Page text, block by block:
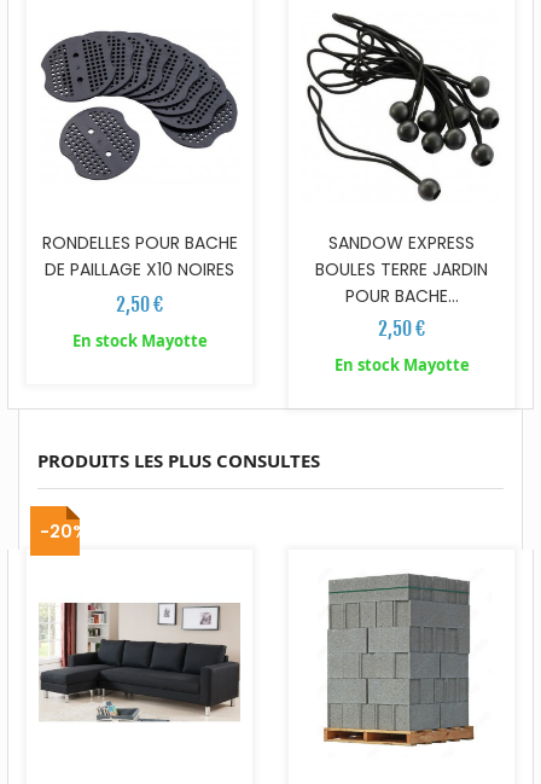
RONDELLES POUR BACHE
DE PAILLAGE X10 NOIRES
2,50 €
En stock Mayotte
SANDOW EXPRESS
BOULES TERRE JARDIN
POUR BACHE...
2,50 €
En stock Mayotte
PRODUITS LES PLUS CONSULTES
-20%